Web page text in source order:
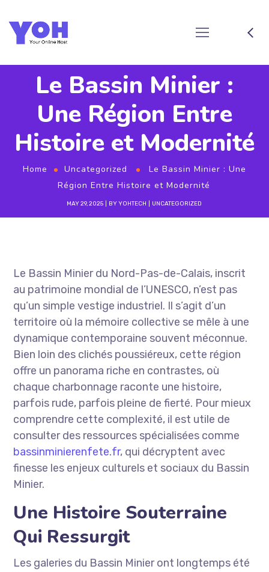
Le Bassin Minier :
Une Région Entre
Histoire et Modernité
Home Uncategorized
Le Bassin Minier : Une
Région Entre Histoire et Modernité
MAY 29, 2025 BYYOHTECH UNCATEGORIZED
Le Bassin Minier du Nord-Pas-de-Calais, inscrit
au patrimoine mondial de l’UNESCO, n’est pas
qu’un simple vestige industriel. Il s’agit d’un
territoire où la mémoire collective se mêle à une
dynamique contemporaine souvent méconnue.
Bien loin des clichés poussiéreux, cette région
offre un panorama riche en contrastes, où
chaque charbonnage raconte une histoire,
parfois rude, parfois pleine de fierté. Pour mieux
comprendre cette complexité, il est utile de
consulter des ressources spécialisées comme
bassinminierenfete.fr, qui décryptent avec
finesse les enjeux culturels et sociaux du Bassin
Minier.
Une Histoire Souterraine
Qui Ressurgit
Les galeries du Bassin Minier ont longtemps été